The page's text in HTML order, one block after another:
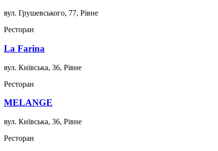
вул. Грушевського, 77, Рівне
Ресторан
La Farina
вул. Київська, 36, Рівне
Ресторан
MELANGE
вул. Київська, 36, Рівне
Ресторан